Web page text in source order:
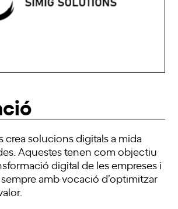
crea solucions digitals a mida
Aquestes tenen com objectiu
digital de les empreses i
amb vocació d’optimitzar